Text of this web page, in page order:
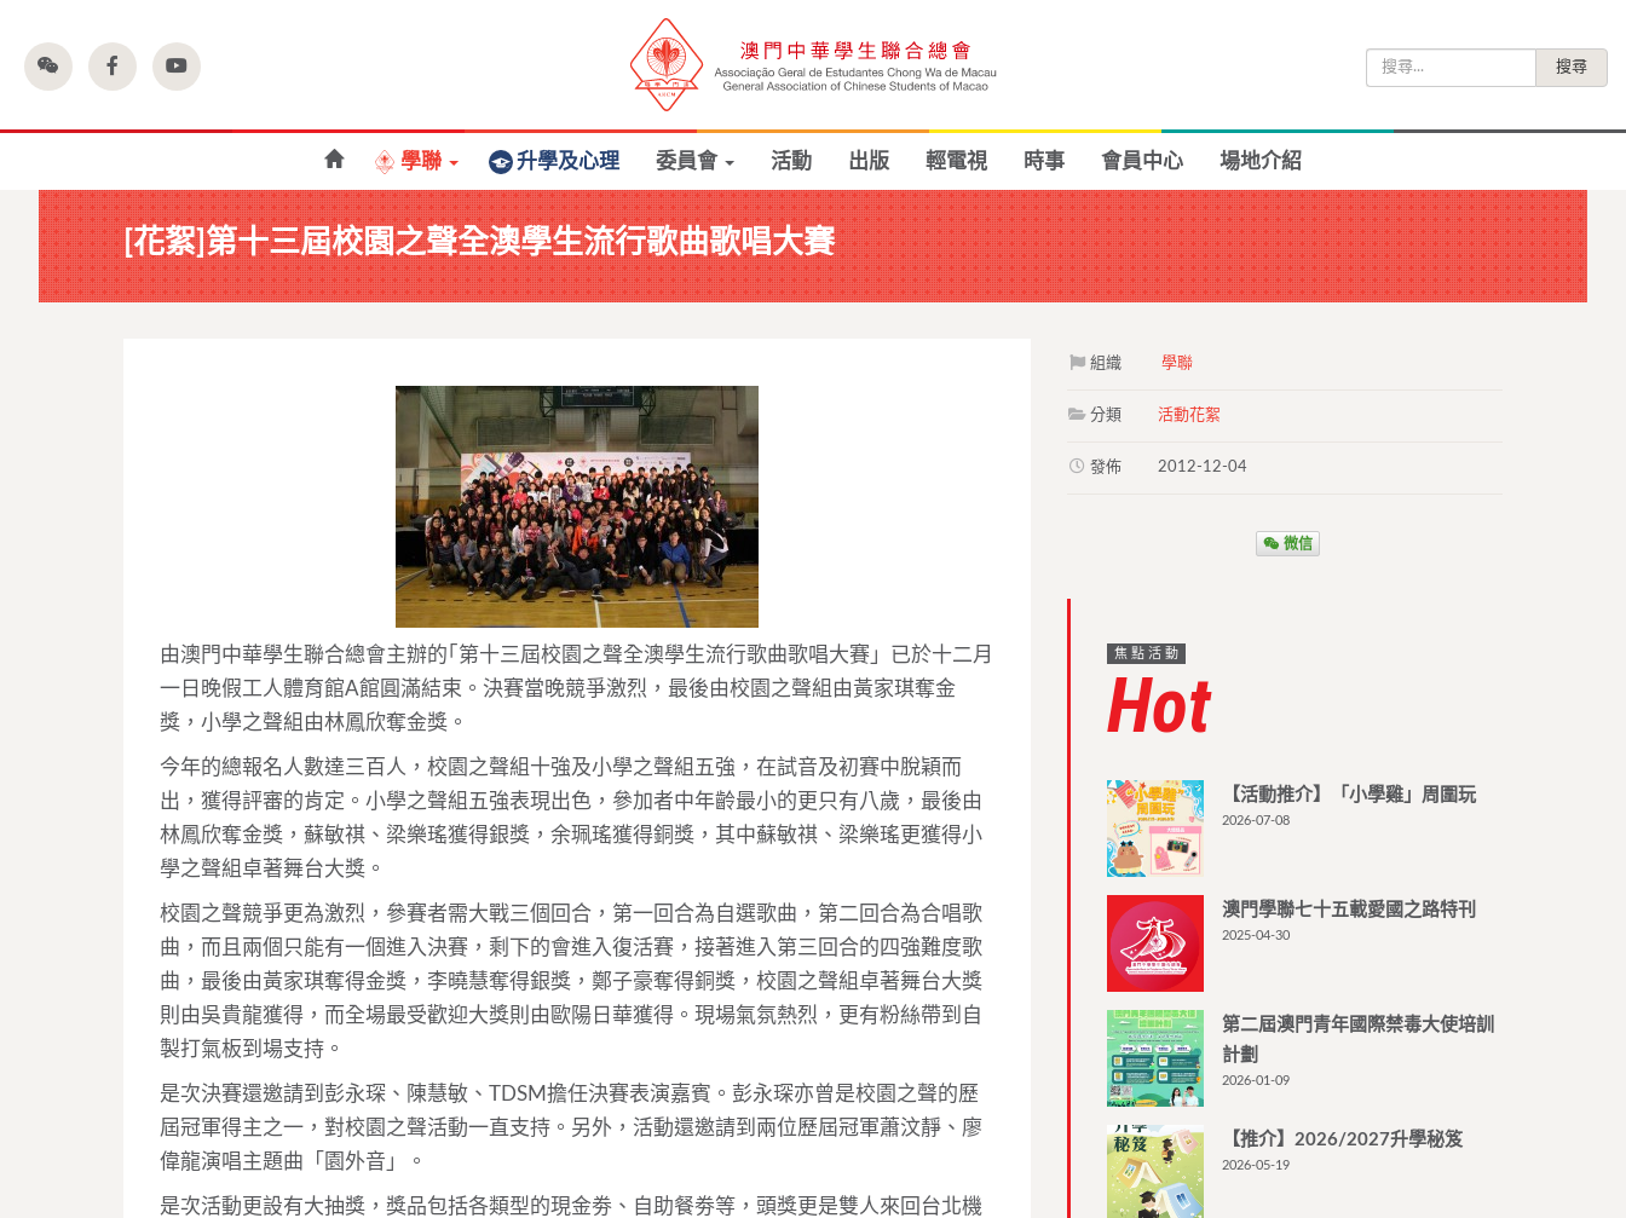
尋
學聯 升學及心理 委員會 活動 出版 輕電視 時事 會員中心 場地介紹
[花絮]第十三屆校園之聲全澳學生流行歌曲歌唱大賽
由澳門中華學生聯合總會主辦的｢第十三屆校園之聲全澳學生流行歌曲歌唱大賽」已於十二月
一日晚假工人體育館A館圓滿結束。決賽當晚競爭激烈，最後由校園之聲組由黃家琪奪金
獎，小學之聲組由林鳳欣奪金獎。
今年的總報名人數達三百人，校園之聲組十強及小學之聲組五強，在試音及初賽中脫穎而
出，獲得評審的肯定。小學之聲組五強表現出色，參加者中年齡最小的更只有八歲，最後由
林鳳欣奪金獎，蘇敏祺、梁樂瑤獲得銀獎，余珮瑤獲得銅獎，其中蘇敏祺、梁樂瑤更獲得小
學之聲組卓著舞台大獎。
校園之聲競爭更為激烈，參賽者需大戰三個回合，第一回合為自選歌曲，第二回合為合唱歌
曲，而且兩個只能有一個進入決賽，剩下的會進入復活賽，接著進入第三回合的四強難度歌
曲，最後由黃家琪奪得金獎，李曉慧奪得銀獎，鄭子豪奪得銅獎，校園之聲組卓著舞台大獎
則由吳貴龍獲得，而全場最受歡迎大獎則由歐陽日華獲得。現場氣氛熱烈，更有粉絲帶到自
製打氣板到場支持。
是次決賽還邀請到彭永琛、陳慧敏、TDSM擔任決賽表演嘉賓。彭永琛亦曾是校園之聲的歷
屆冠軍得主之一，對校園之聲活動一直支持。另外，活動還邀請到兩位歷屆冠軍蕭汶靜、廖
偉龍演唱主題曲「園外音」。
是次活動更設有大抽獎，獎品包括各類型的現金劵、自助餐劵等，頭獎更是雙人來回台北機
組織 學聯
分類 活動花絮
發佈 2012-12-04
微信
焦點活動
Hot
【活動推介】「小學雞」周圍玩
2026-07-08
澳門學聯七十五載愛國之路特刊
2025-04-30
第二屆澳門青年國際禁毒大使培訓
計劃
2026-01-09
【推介】2026/2027升學秘笈
2026-05-19